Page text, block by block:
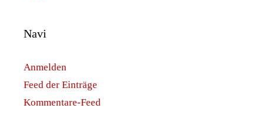
Navi
Anmelden
Feed der Einträge
Kommentare-Feed